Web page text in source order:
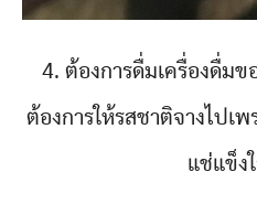
4. ต้องการดื่มเครื่องดื่ม
ต้องการให้รสชาติจางไปเ
แช่แข็ง